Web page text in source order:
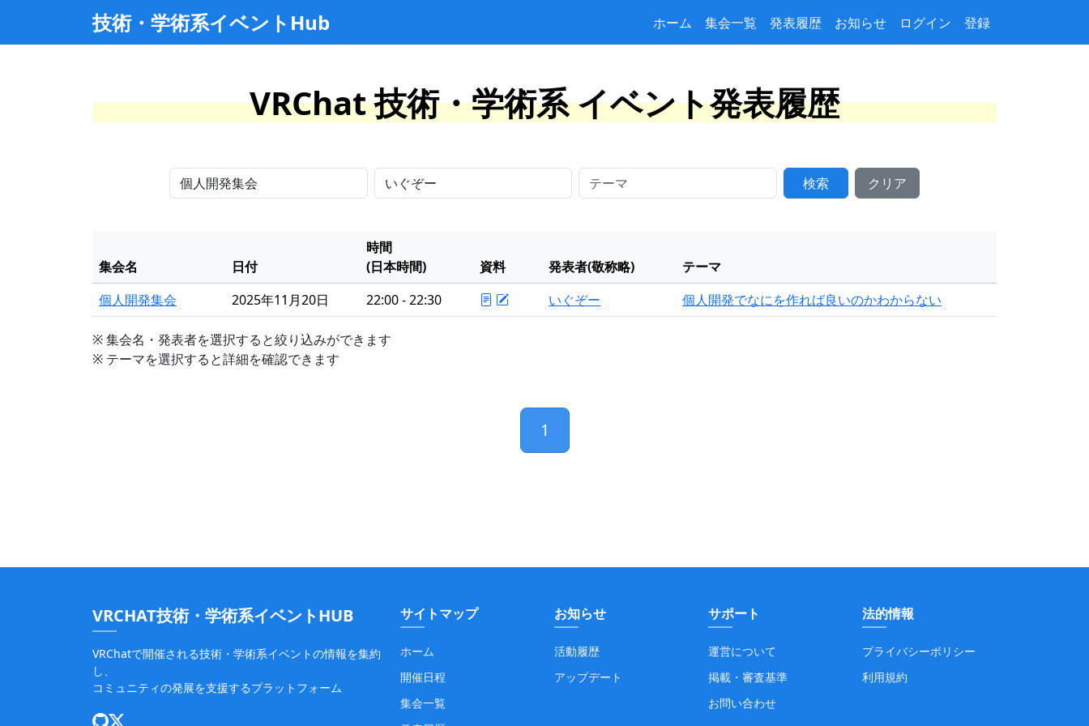
技術・学術系イベントHub ホーム 集会一覧 発表履歴 お知らせ ログイン 登録
VRChat 技術・学術系 イベント発表履歴
検索 クリア
集会名 日付
時間
(日本時間)
資料 発表者(敬称略)
テーマ
個人開発集会
2025年11月20日 22:00 - 22:30 いぐぞー 個人開発でなにを作れば良いのかわからない
※ 集会名・発表者を選択すると絞り込みができます
※ テーマを選択すると詳細を確認できます
1
VRCHAT技術・学術系イベントHUB
VRChatで開催される技術・学術系イベントの情報を集約
し、
コミュニティの発展を支援するプラットフォーム
サイトマップ
ホーム
開催日程
集会一覧
お知らせ
活動履歴
アップデート
サポート
運営について
掲載・審査基準
お問い合わせ
法的情報
プライバシーポリシー
利用規約